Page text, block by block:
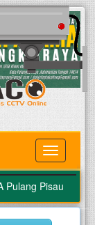
MENU
Pulang Pisau